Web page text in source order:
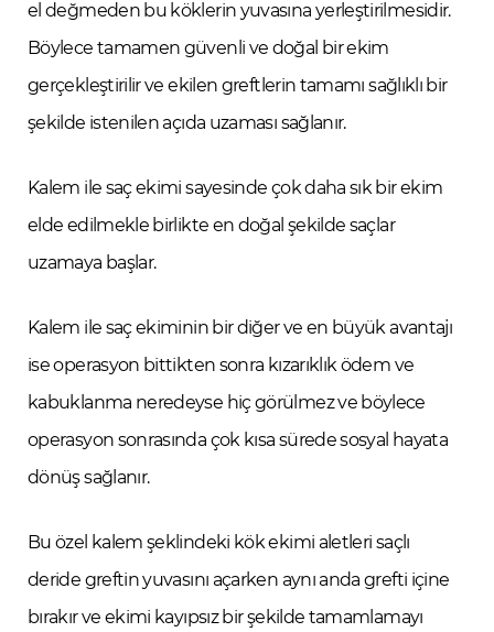
el değmeden bu köklerin yuvasına yerleştirilmesidir.
Böylece tamamen güvenli ve doğal bir ekim
gerçekleştirilir ve ekilen greftlerin tamamı sağlıklı bir
şekilde istenilen açıda uzaması sağlanır.
Kalem ile saç ekimi sayesinde çok daha sık bir ekim
elde edilmekle birlikte en doğal şekilde saçlar
uzamaya başlar.
Kalem ile saç ekiminin bir diğer ve en büyük avantajı
ise operasyon bittikten sonra kızarıklık ödem ve
kabuklanma neredeyse hiç görülmez ve böylece
operasyon sonrasında çok kısa sürede sosyal hayata
dönüş sağlanır.
Bu özel kalem şeklindeki kök ekimi aletleri saçlı
deride greftin yuvasını açarken aynı anda grefti içine
bırakır ve ekimi kayıpsız bir şekilde tamamlamayı